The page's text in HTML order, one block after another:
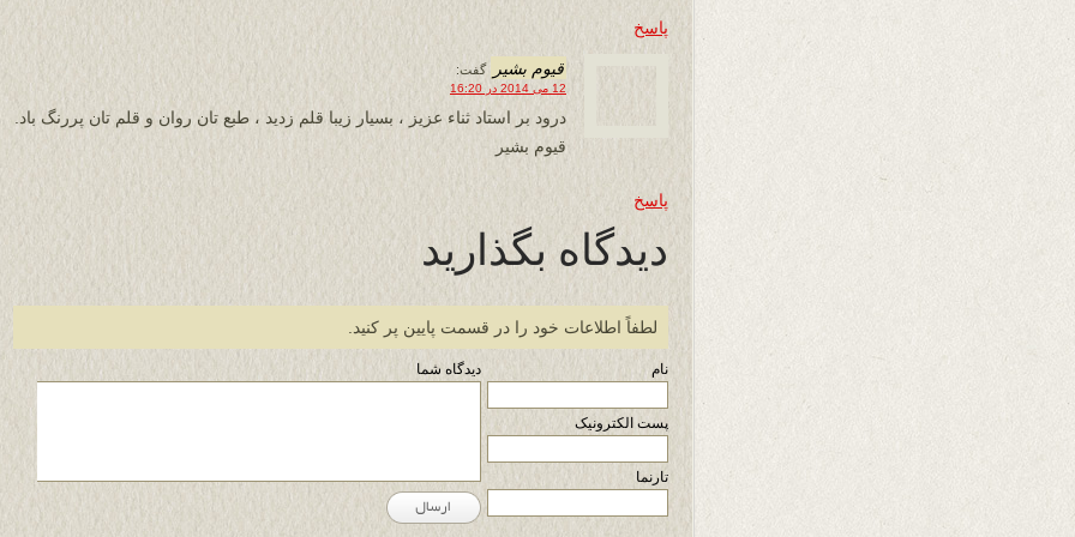
پاسخ
قیوم بشیر گفت:
12 می 2014 در 16:20
درود بر استاد ثناء عزیز ، بسیار زیبا قلم زدید ، طبع تان روان و قلم تان پررنگ باد.
قیوم بشیر
پاسخ
دیدگاه بگذارید
لطفاً اطلاعات خود را در قسمت پایین پر کنید.
نام
پست الکترونیک
تارنما
دیدگاه شما